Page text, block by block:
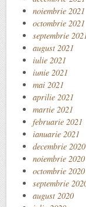
noiembrie 2021
octombrie 2021
septembrie
august 2021
iulie 2021
iunie 2021
mai 2021
aprilie 2021
martie 2021
februarie 2021
ianuarie 2021
decembrie 2020
noiembrie 2020
octombrie 2020
septembrie
august 2020